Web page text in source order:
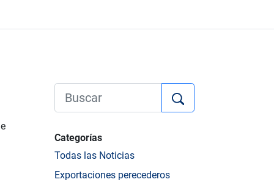
Categorías
Todas las Noticias
Exportaciones perecederos